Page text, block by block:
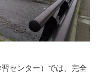
センター）では、完全